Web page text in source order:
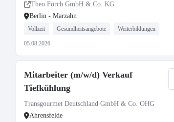
Theo Förch GmbH & Co. KG
Berlin - Marzahn
Vollzeit Gesundheitsangebote Weiterbildungen
05.08.2026
Mitarbeiter (m/w/d) Verkauf
Tiefkühlung
Transgourmet Deutschland GmbH & Co. OHG
Ahrensfelde